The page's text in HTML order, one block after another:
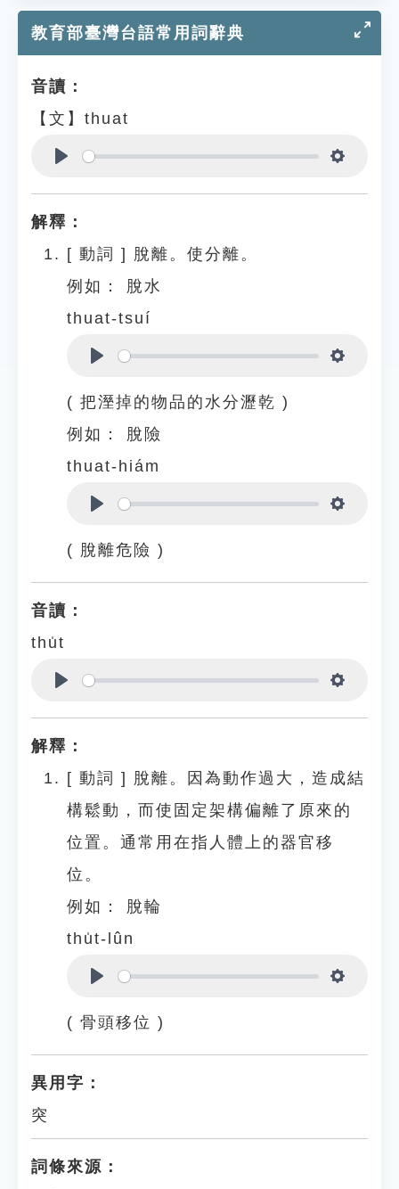
教育部臺灣台語常用詞辭典
音讀：
【文】thuat
解釋：
[ 動詞 ] 脫離。使分離。
例如：
脫水
thuat-tsuí
( 把溼掉的物品的水分瀝乾 )
例如：
脫險
thuat-hiám
( 脫離危險 )
音讀：
thu̍t
解釋：
[ 動詞 ] 脫離。因為動作過大，造成結
構鬆動，而使固定架構偏離了原來的
位置。通常用在指人體上的器官移
位。
例如：
脫輪
thu̍t-lûn
( 骨頭移位 )
異用字：
突
詞條來源：